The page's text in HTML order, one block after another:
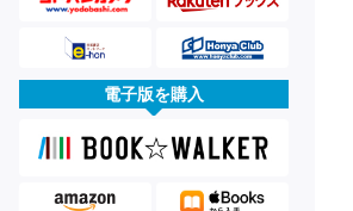
電子版を購入